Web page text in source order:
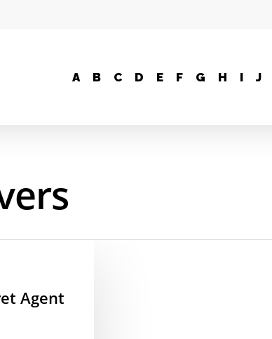
A B C D E F G H I J
Agent